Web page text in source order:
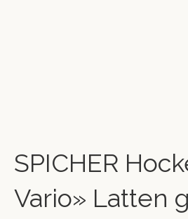
SPICHER
Vario» Latten